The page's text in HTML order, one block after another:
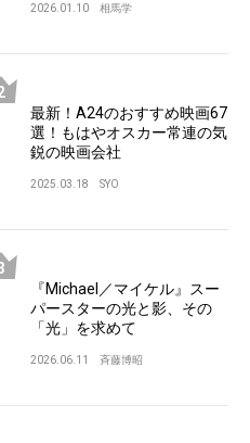
2026.01.10 相馬学
最新！A24のおすすめ映画67
選！もはやオスカー常連の気
鋭の映画会社
2025.03.18 SYO
『Michael／マイケル』スー
パースターの光と影、その
「光」を求めて
2026.06.11 斉藤博昭